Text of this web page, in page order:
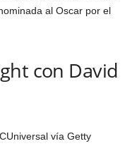
al Oscar por el
con David
vía Getty